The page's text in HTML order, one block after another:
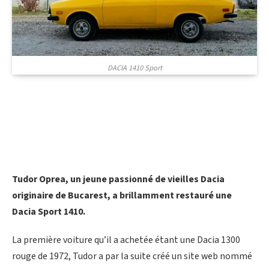
DACIA 1410 Sport
Tudor Oprea, un jeune passionné de vieilles Dacia
originaire de Bucarest, a brillamment restauré une
Dacia Sport 1410.
La première voiture qu’il a achetée étant une Dacia 1300
rouge de 1972, Tudor a par la suite créé un site web nommé